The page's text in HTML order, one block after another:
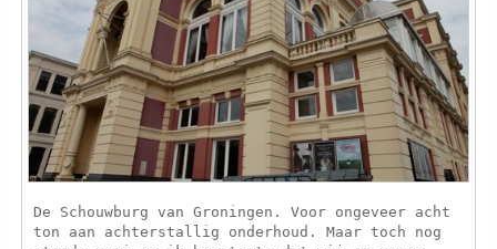
In de pers
Contact
De Schouwburg van Groningen. Voor ongeveer acht
ton aan achterstallig onderhoud. Maar toch nog